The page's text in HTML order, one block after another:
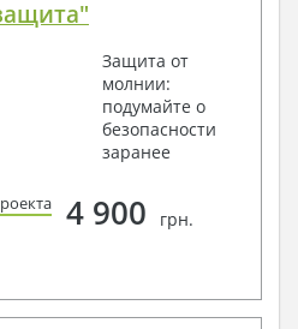
Защита от
молнии:
подумайте о
безопасности
заранее
4 900 грн.